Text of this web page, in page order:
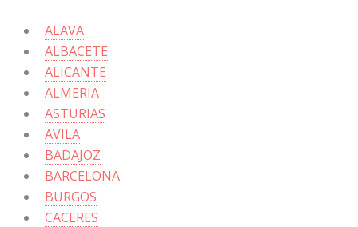
ALAVA
ALBACETE
ALICANTE
ALMERIA
ASTURIAS
AVILA
BADAJOZ
BARCELONA
BURGOS
CACERES